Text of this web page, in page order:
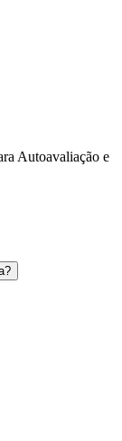
Autoavaliação e